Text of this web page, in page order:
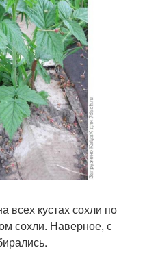
всех кустах сохли по
сохли. Наверное, с